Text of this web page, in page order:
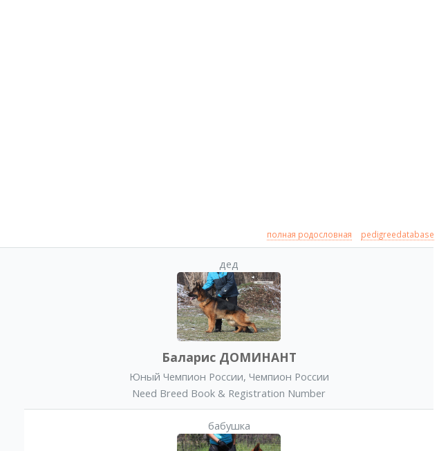
полная родословная pedigreedatabase
дед
Баларис ДОМИНАНТ
Юный Чемпион России, Чемпион России
Need Breed Book & Registration Number
бабушка